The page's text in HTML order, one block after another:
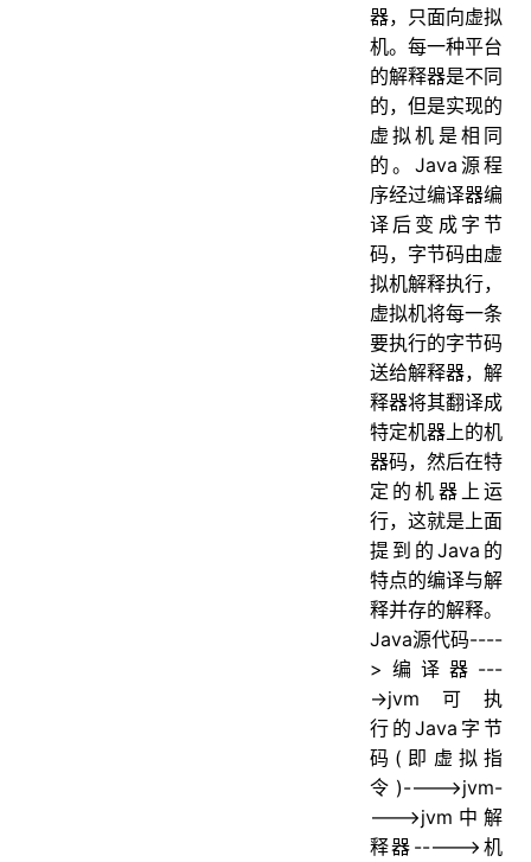
器，只面向虚拟
机。每一种平台
的解释器是不同
的，但是实现的
虚拟机是相同
的。Java源程
序经过编译器编
译后变成字节
码，字节码由虚
拟机解释执行，
虚拟机将每一条
要执行的字节码
送给解释器，解
释器将其翻译成
特定机器上的机
器码，然后在特
定的机器上运
行，这就是上面
提到的Java的
特点的编译与解
释并存的解释。
Java源代码----
>编译器---
->jvm可执
行的Java字节
码(即虚拟指
令)---->jvm-
--->jvm中解
释器----->机